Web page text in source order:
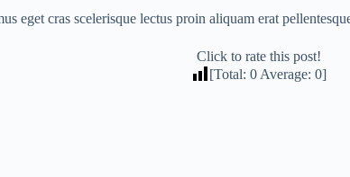
eget cras scelerisque lectus proin aliquam erat
Click to rate this post!
[Total: 0 Average: 0]